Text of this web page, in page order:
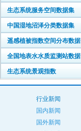
生态系统服务空间数据集
中国湿地沼泽分类数据集
遥感植被指数空间分布数据
全国地表水水质监测站数据
生态系统景观指数
行业新闻
国内新闻
国外新闻